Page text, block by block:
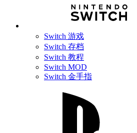
Switch 游戏
Switch 存档
Switch 教程
Switch MOD
Switch 金手指